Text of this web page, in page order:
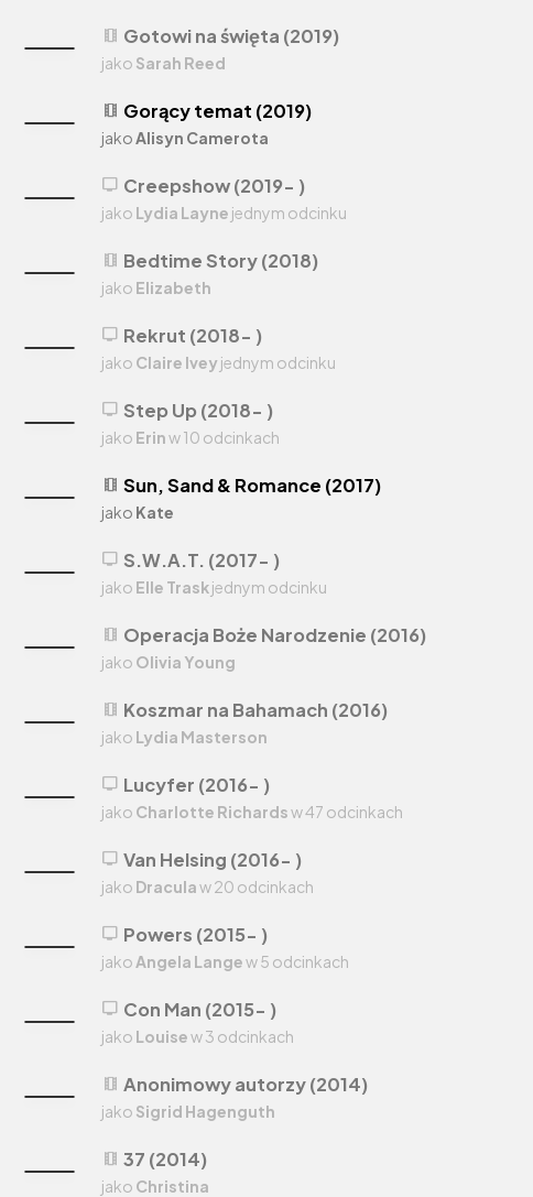
theaters Anonimowy autorzy (2014)
jako Sigrid Hagenguth
theaters 37 (2014)
jako Christina
theaters Operacja Boże Narodzenie (2016)
jako Olivia Young
theaters Koszmar na Bahamach (2016)
jako Lydia Masterson
theaters Sun, Sand & Romance (2017)
jako Kate
theaters Gotowi na święta (2019)
jako Sarah Reed
theaters Gorący temat (2019)
jakoAlisyn Camerota
theaters Bedtime Story (2018)
jako Elizabeth
tv S.W.A.T. (2017- )
jako Elle Traskjednym odcinku
tv Rekrut (2018- )
jako Claire Ivey jednym odcinku
tv Lucyfer (2016- )
jako Charlotte Richardsw 47 odcinkach
tv Powers (2015- )
jako Angela Langew 5 odcinkach
tv Step Up (2018- )
jako Erinw 10 odcinkach
tv Van Helsing (2016- )
jako Draculaw 20 odcinkach
tv Creepshow (2019- )
jako Lydia Layne jednym odcinku
tv Con Man (2015- )
jako Louisew 3 odcinkach